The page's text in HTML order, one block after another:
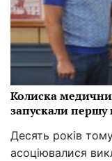
Колиска
запускали першу
Десять років тому
асоціювалися